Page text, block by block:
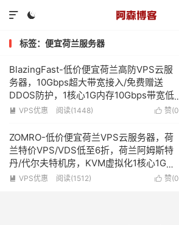


标签：便宜荷兰服务器
BlazingFast-低价便宜荷兰高防VPS云服
务器，10Gbps超大带宽接入/免费赠送
DDOS防护，1核心1G内存10Gbps带宽低
至5欧元/月
 赞(0
 VPS优惠 阅读(1448)
ZOMRO-低价便宜荷兰VPS云服务器，荷
兰特价VPS/VDS低至6折，荷兰阿姆斯特
丹/代尔夫特机房，KVM虚拟化1核心1G内
存250Mbps带宽不限流量低至3.3欧元/月
 赞(0
 VPS优惠 阅读(1512)